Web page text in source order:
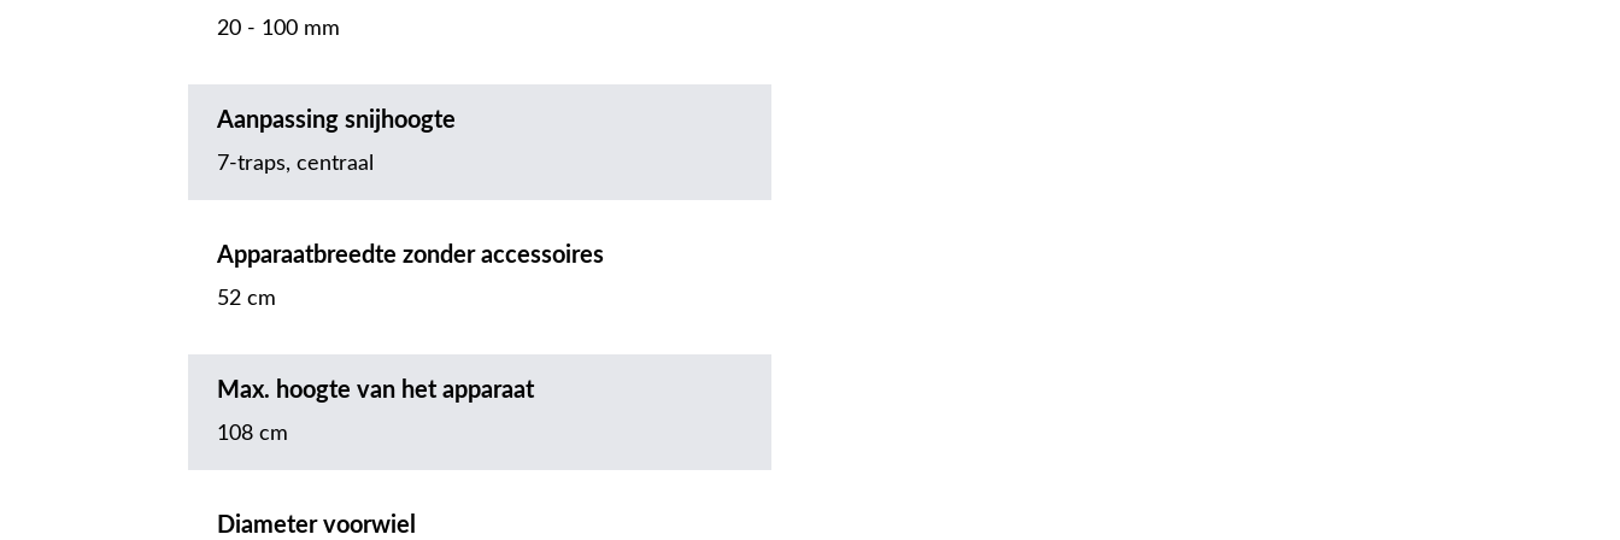
20 - 100 mm
Aanpassing snijhoogte
7-traps, centraal
Apparaatbreedte zonder accessoires
52 cm
Max. hoogte van het apparaat
108 cm
Diameter voorwiel